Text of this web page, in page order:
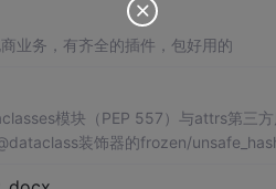
电商业务，有齐全的插件，包好用的
模块（PEP 557）与attrs第三
装饰器的frozen/